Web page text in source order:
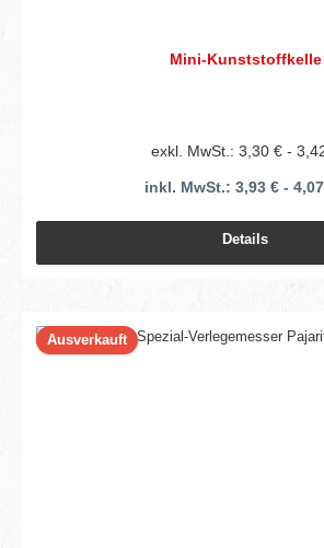
Mini-Kunststoffkelle
exkl. MwSt.: 3,30 € -
inkl. MwSt.: 3,93 € -
Details
Ausverkauft